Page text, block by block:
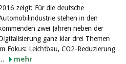
zeigt: Für die deutsche
stehen in den
kommenden zwei Jahren neben der
ganz klar drei Themen
Fokus: Leichtbau, CO2-Reduzierung
mehr